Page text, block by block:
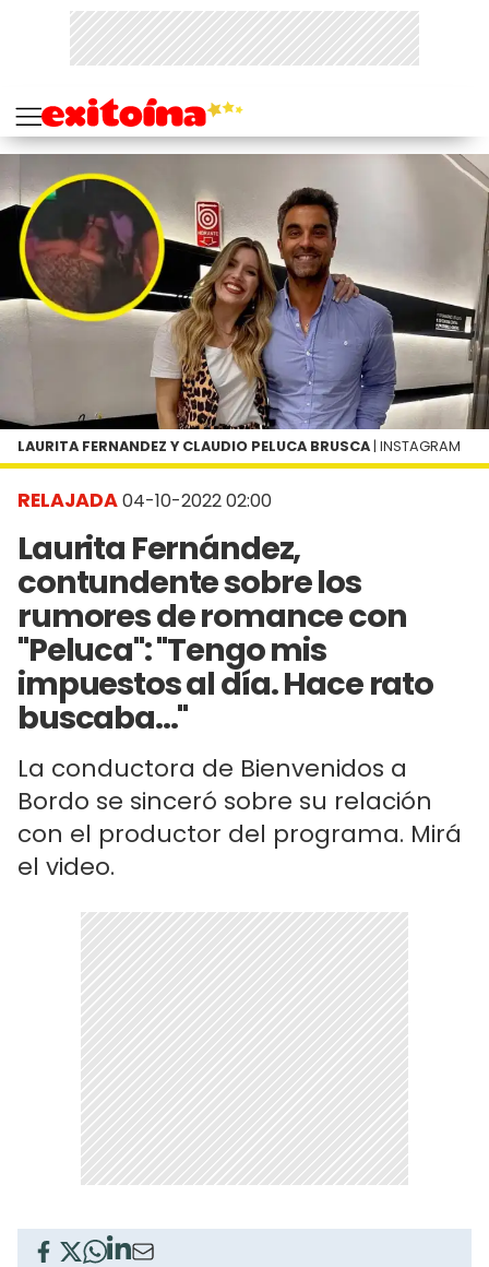
RELAJADA04-10-2022 02:00
Laurita Fernández,
contundente sobre los
rumores de romance con
"Peluca": "Tengo mis
impuestos al día. Hace rato
buscaba..."
La conductora de Bienvenidos a
Bordo se sinceró sobre su relación
con el productor del programa. Mirá
el video.
LAURITA FERNANDEZ Y CLAUDIO PELUCA BRUSCA | INSTAGRAM